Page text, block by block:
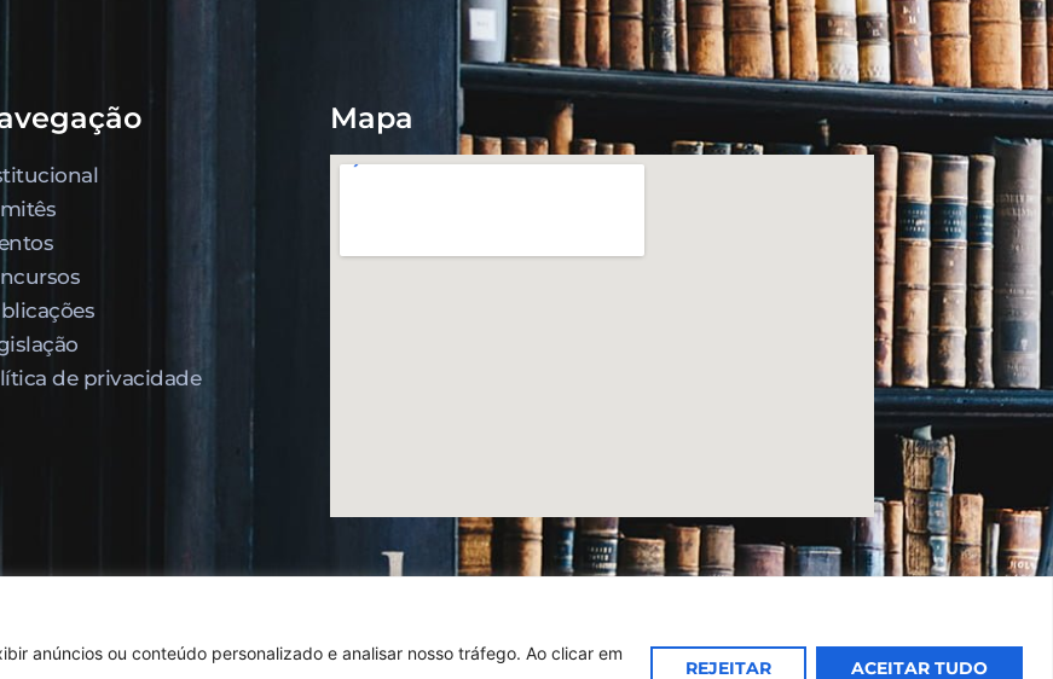
anúncios ou conteúdo personalizado e analisar nosso tráfego. Ao clicar em
REJEITAR ACEITAR TUDO
de privacidade
Mapa